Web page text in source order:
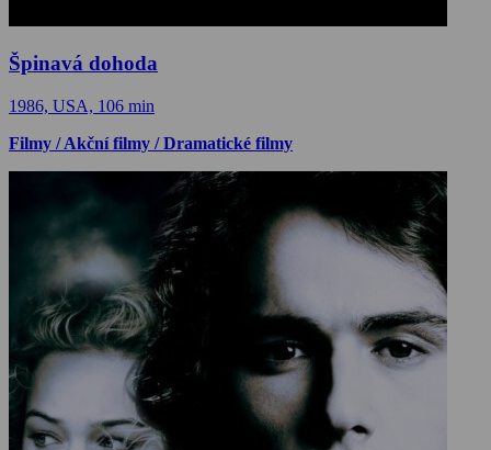
Špinavá dohoda
1986, USA, 106 min
Filmy / Akční filmy / Dramatické filmy